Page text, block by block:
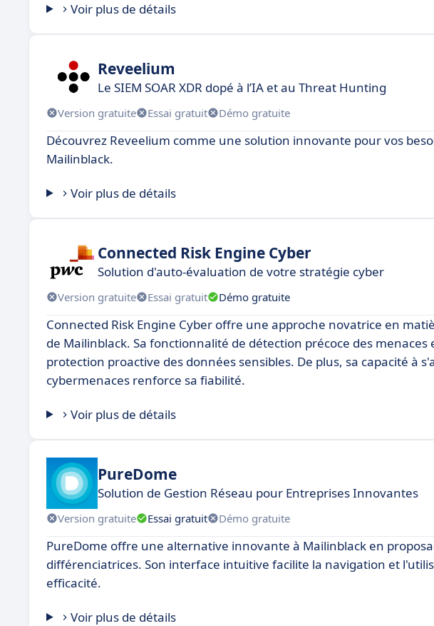
Voir plus de détails
Reveelium
Le SIEM SOAR XDR dopé à l’IA et au Threat Hunting
Version gratuite Essai gratuit Démo gratuite
Découvrez Reveelium comme une solution innovante pour vos
Mailinblack.
Voir plus de détails
Connected Risk Engine Cyber
Solution d'auto-évaluation de votre stratégie cyber
Version gratuite Essai gratuit Démo gratuite
Connected Risk Engine Cyber offre une approche novatrice en
de Mailinblack. Sa fonctionnalité de détection précoce des
protection proactive des données sensibles. De plus, sa capacité à
cybermenaces renforce sa fiabilité.
Voir plus de détails
PureDome
Solution de Gestion Réseau pour Entreprises Innovantes
Version gratuite Essai gratuit Démo gratuite
PureDome offre une alternative innovante à Mailinblack en
différenciatrices. Son interface intuitive facilite la navigation et
efficacité.
Voir plus de détails